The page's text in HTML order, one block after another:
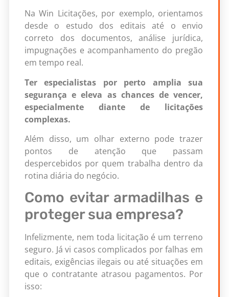
Na Win Licitações, por exemplo, orientamos
desde o estudo dos editais até o envio
correto dos documentos, análise jurídica,
impugnações e acompanhamento do pregão
em tempo real.
Ter especialistas por perto amplia sua
segurança e eleva as chances de vencer,
especialmente diante de licitações
complexas.
Além disso, um olhar externo pode trazer
pontos de atenção que passam
despercebidos por quem trabalha dentro da
rotina diária do negócio.
Como evitar armadilhas e
proteger sua empresa?
Infelizmente, nem toda licitação é um terreno
seguro. Já vi casos complicados por falhas em
editais, exigências ilegais ou até situações em
que o contratante atrasou pagamentos. Por
isso: